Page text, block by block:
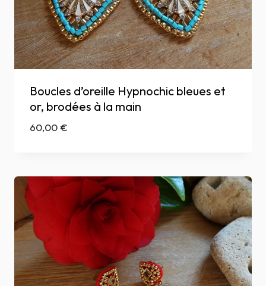
Boucles d’oreille Hypnochic bleues et
or, brodées à la main
60,00€